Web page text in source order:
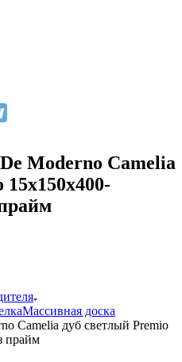
Moderno Camelia
Массивная доска
Camelia дуб светлый Premio
прайм